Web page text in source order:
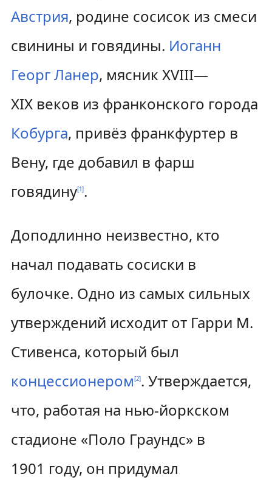
Австрия, родине сосисок из смеси
свинины и говядины. Иоганн
Георг Ланер, мясник XVIII—
XIX веков из франконского города
Кобурга, привёз франкфуртер в
Вену, где добавил в фарш
говядину[1].
Доподлинно неизвестно, кто
начал подавать сосиски в
булочке. Одно из самых сильных
утверждений исходит от Гарри М.
Стивенса, который был
концессионером[2]. Утверждается,
что, работая на нью-йоркском
стадионе «Поло Граундс» в
1901 году, он придумал